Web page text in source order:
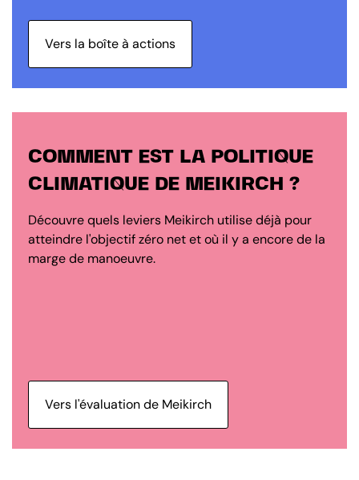
Vers la boîte à actions
COMMENT EST LA POLITIQUE
CLIMATIQUE DE MEIKIRCH ?
Découvre quels leviers Meikirch utilise déjà pour
atteindre l'objectif zéro net et où il y a encore de la
marge de manoeuvre.
Vers l'évaluation de Meikirch